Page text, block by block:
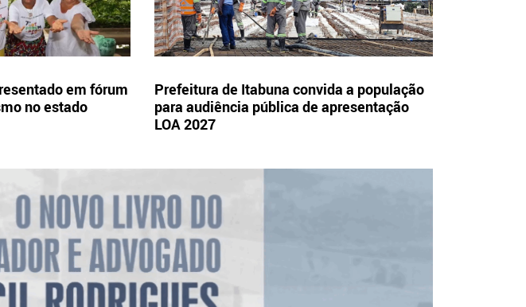
em fórum
no estado
Prefeitura de Itabuna convida a população
para audiência pública de apresentação
LOA 2027